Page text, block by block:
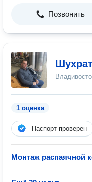
Позвонить
1 оценка
Паспорт проверен
Монтаж распаячной